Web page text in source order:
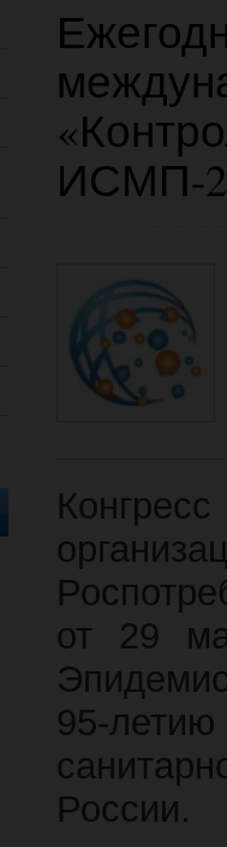
ИСМП-
от 29
95-летию
России.